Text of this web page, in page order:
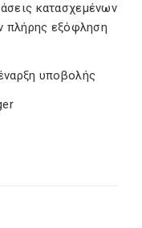
κατασχεμένων
πλήρης εξόφληση
υποβολής